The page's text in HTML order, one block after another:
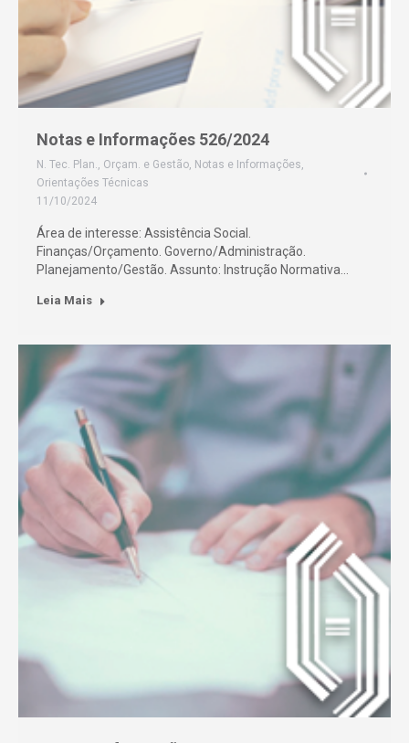
Notas e Informações 526/2024
N. Tec. Plan., Orçam. e Gestão, Notas e Informações,
Orientações Técnicas
11/10/2024
Área de interesse: Assistência Social.
Finanças/Orçamento. Governo/Administração.
Planejamento/Gestão. Assunto: Instrução Normativa…
Leia Mais